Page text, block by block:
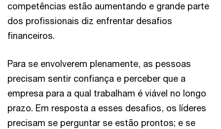
competências estão aumentando e grande parte
dos profissionais diz enfrentar desafios
financeiros.
Para se envolverem plenamente, as pessoas
precisam sentir confiança e perceber que a
empresa para a qual trabalham é viável no longo
prazo. Em resposta a esses desafios, os líderes
precisam se perguntar se estão prontos; e se